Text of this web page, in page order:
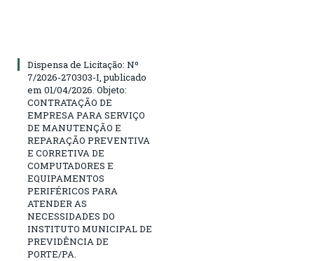
Dispensa de Licitação: Nº
7/2026-270303-I, publicado
em 01/04/2026. Objeto:
CONTRATAÇÃO DE
EMPRESA PARA SERVIÇO
DE MANUTENÇÃO E
REPARAÇÃO PREVENTIVA
E CORRETIVA DE
COMPUTADORES E
EQUIPAMENTOS
PERIFÉRICOS PARA
ATENDER AS
NECESSIDADES DO
INSTITUTO MUNICIPAL DE
PREVIDÊNCIA DE
PORTE/PA.